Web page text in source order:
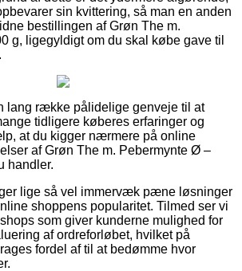
sin kvittering, så man en anden
bestillingen af Grøn The m.
g, ligegyldigt om du skal købe gave til
lang række pålidelige genveje til at
tidligere køberes erfaringer og
at du kigger nærmere på online
af Grøn The m. Pebermynte Ø –
handler.
lige så vel immervæk pæne løsninger
shoppens popularitet. Tilmed ser vi
som giver kunderne mulighed for
af ordreforløbet, hvilket på
fordel af til at bedømme hvor